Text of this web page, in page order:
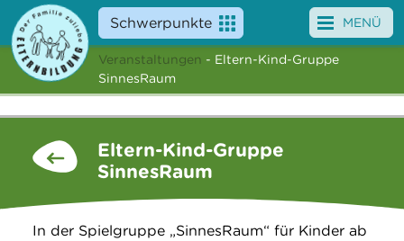
Schwerpunkte
Angebote
News
MENÜ
Veranstaltungen - Eltern-Kind-Gruppe
SinnesRaum
Eltern-Kind-Gruppe
SinnesRaum
In der Spielgruppe „SinnesRaum“ für Kinder ab